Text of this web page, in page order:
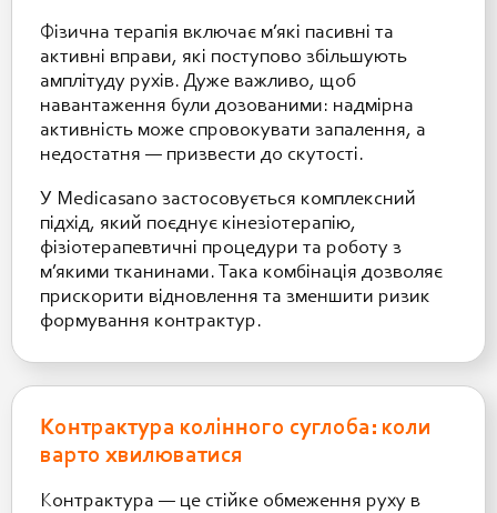
Фізична терапія включає м’які пасивні та
активні вправи, які поступово збільшують
амплітуду рухів. Дуже важливо, щоб
навантаження були дозованими: надмірна
активність може спровокувати запалення, а
недостатня — призвести до скутості.
У Medicasano застосовується комплексний
підхід, який поєднує кінезіотерапію,
фізіотерапевтичні процедури та роботу з
м’якими тканинами. Така комбінація дозволяє
прискорити відновлення та зменшити ризик
формування контрактур.
Контрактура колінного суглоба: коли
варто хвилюватися
Контрактура — це стійке обмеження руху в